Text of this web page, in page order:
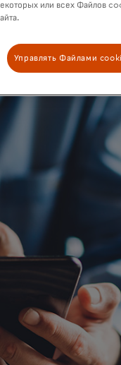
или всех Файлов
Управлять Файлами